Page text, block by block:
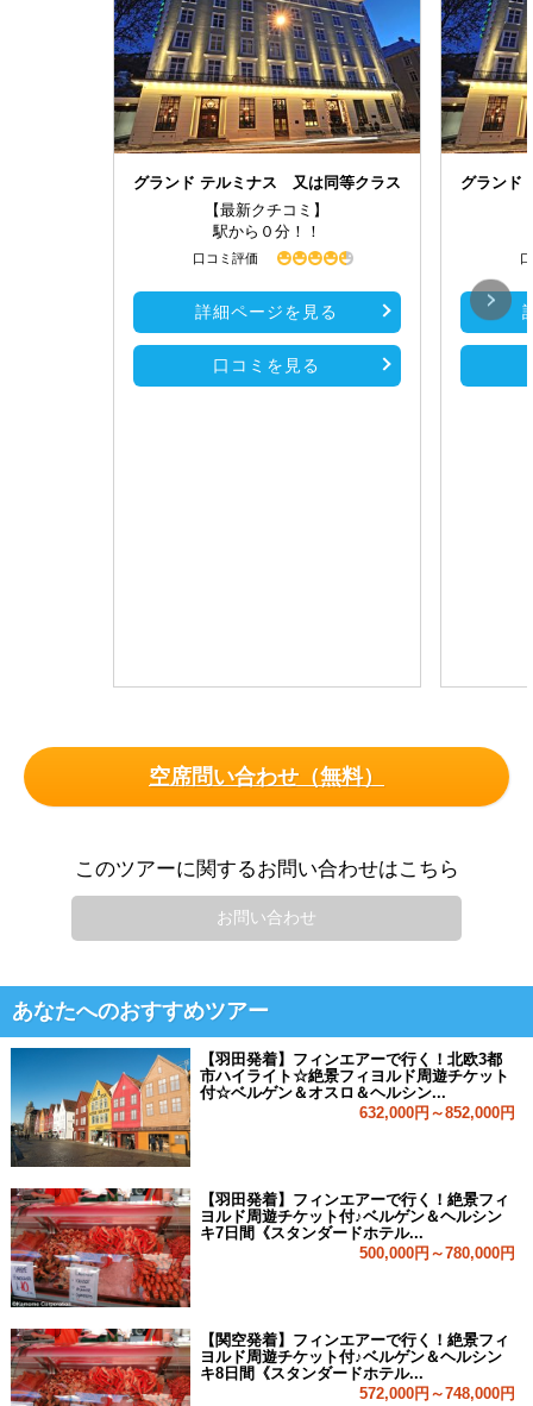
グランド テルミナス 又は同等クラス
【最新クチコミ】
駅から０分！！
口コミ評価
詳細ページを見る
口コミを見る
グランド
空席問い合わせ（無料）
このツアーに関するお問い合わせはこちら
お問い合わせ
あなたへのおすすめツアー
【羽田発着】フィンエアーで行く！北欧3都
市ハイライト☆絶景フィヨルド周遊チケット
付☆ベルゲン＆オスロ＆ヘルシン...
632,000円～852,000円
【羽田発着】フィンエアーで行く！絶景フィ
ヨルド周遊チケット付♪ベルゲン＆ヘルシン
キ7日間《スタンダードホテル...
500,000円～780,000円
【関空発着】フィンエアーで行く！絶景フィ
ヨルド周遊チケット付♪ベルゲン＆ヘルシン
キ8日間《スタンダードホテル...
572,000円～748,000円